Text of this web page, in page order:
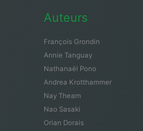
Auteurs
François Grondin
Annie Tanguay
Nathanaël Pono
Andrea Krotthammer
Nay Theam
Nao Sasaki
Orian Dorais